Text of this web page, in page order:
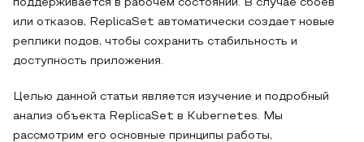
поддерживается в рабочем состоянии. В случае сбоев
или отказов, ReplicaSet автоматически создает новые
реплики подов, чтобы сохранить стабильность и
доступность приложения.
Целью данной статьи является изучение и подробный
анализ объекта ReplicaSet в Kubernetes. Мы
рассмотрим его основные принципы работы,